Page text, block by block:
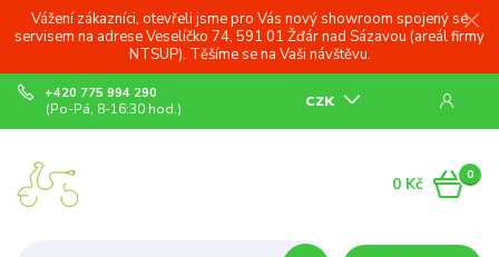
Vážení zákazníci, otevřeli jsme pro Vás nový showroom spojený se
servisem na adrese Veselíčko 74, 591 01 Žďár nad Sázavou (areál firmy
NTSUP). Těšíme se na Vaši návštěvu.
CZK
+420 775 994 290
(Po-Pá, 8-16:30 hod.)
0
0 Kč